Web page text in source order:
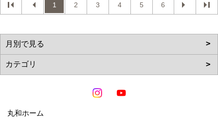
1 2 3 4 5 6
丸和ホーム